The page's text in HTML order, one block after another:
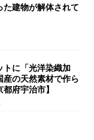
建物が解体されて
トに「光洋染織加
の天然素材で作ら
府宇治市】